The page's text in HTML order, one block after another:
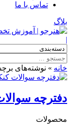
تماس با ما
بلاگ
|
خانه » نوشته‌های
دفترچه
محصولات